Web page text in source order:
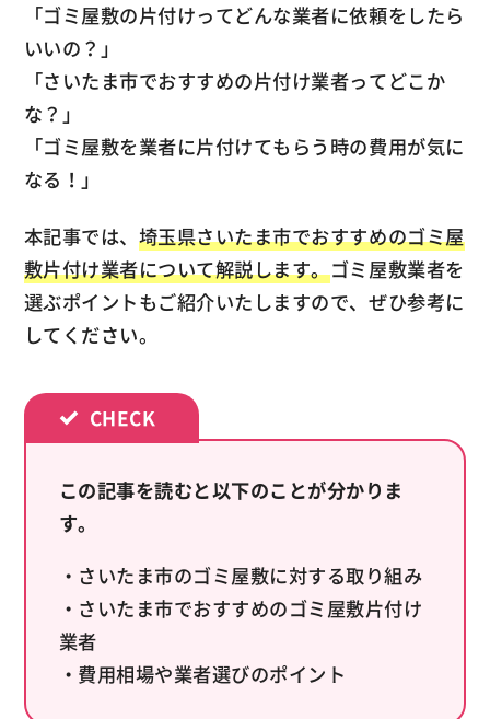
「ゴミ屋敷の片付けってどんな業者に依頼をしたら
いいの？」
「さいたま市でおすすめの片付け業者ってどこか
な？」
「ゴミ屋敷を業者に片付けてもらう時の費用が気に
なる！」
本記事では、 埼玉県さいたま市でおすすめのゴミ屋
敷片付け業者について解説します。ゴミ屋敷業者を
選ぶポイントもご紹介いたしますので、ぜひ参考に
してください。
この記事を読むと以下のことが分かりま
す。
・さいたま市のゴミ屋敷に対する取り組み
・さいたま市でおすすめのゴミ屋敷片付け
業者
・費用相場や業者選びのポイント